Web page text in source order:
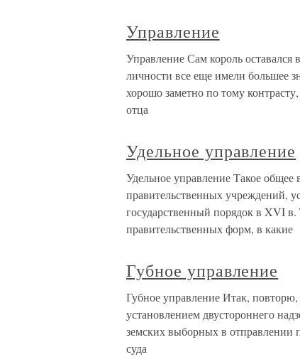
Управление
Управление Сам король
личности все еще имели большее
хорошо заметно по тому
отца
Удельное управление
Удельное управление Такое
правительственных учреждений,
государственный порядок в XVI
правительственных форм, в какие
Губное управление
Губное управление Итак,
установлением двустороннего
земских выборных в отправлении
суда